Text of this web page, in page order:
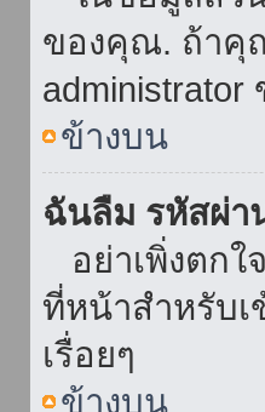
ของคุณ. ถ้าคุ
ข้างบน
ฉันลืม รหัสผ่า
อย่าเพิ่งตก
ที่หน้าสำหรับ
เรื่อยๆ
ข้างบน